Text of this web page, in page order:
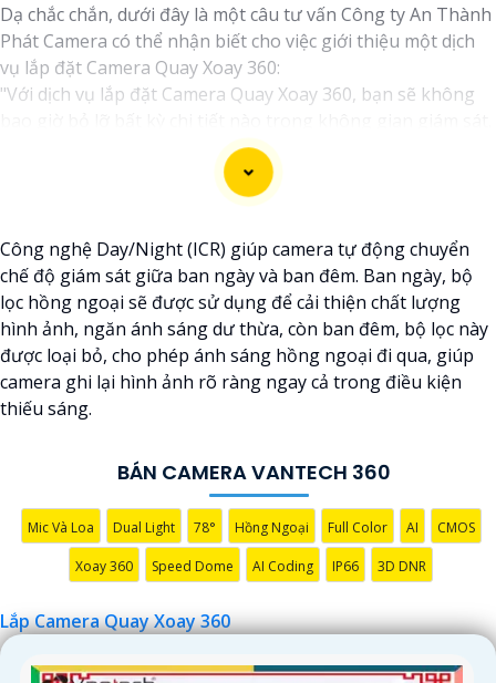
Dạ chắc chắn, dưới đây là một câu tư vấn Công ty An Thành
Phát Camera có thể nhận biết cho việc giới thiệu một dịch
vụ lắp đặt Camera Quay Xoay 360:
"Với dịch vụ lắp đặt Camera Quay Xoay 360, bạn sẽ không
Hệ thống camera hiện đại này cho phép quay xoay 360 độ,
giúp ghi lại mọi góc cạnh và hành động trong ngôi nhà, văn
phòng hay cửa hàng của bạn một cách tự động và hiệu quả.
trường của bạn, hãy liên hệ với chúng tôi ngay hôm nay để
biết thêm thông tin chi tiết và được tư vấn miễn phí."
Hy vọng câu này sẽ giúp bạn trong việc giới thiệu dịch vụ
lắp đặt Camera Quay Xoay 360. Nếu bạn cần thêm sự hỗ trợ
hoặc tư vấn khác, đừng ngần ngại để lại câu hỏi!
Công nghệ Day/Night (ICR) giúp camera tự động chuyển
chế độ giám sát giữa ban ngày và ban đêm. Ban ngày, bộ
lọc hồng ngoại sẽ được sử dụng để cải thiện chất lượng
hình ảnh, ngăn ánh sáng dư thừa, còn ban đêm, bộ lọc này
được loại bỏ, cho phép ánh sáng hồng ngoại đi qua, giúp
camera ghi lại hình ảnh rõ ràng ngay cả trong điều kiện
thiếu sáng.
BÁN CAMERA VANTECH 360
Mic Và Loa Dual Light 78° Hồng Ngoại Full Color AI CMOS
Xoay 360 Speed Dome AI Coding IP66 3D DNR
Lắp Camera Quay Xoay 360